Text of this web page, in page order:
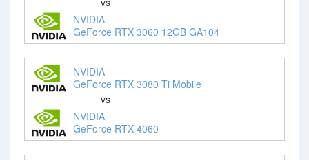
NVIDIA
GeForce RTX 3060 12GB GA104
NVIDIA
GeForce RTX 3080 Ti Mobile
vs
NVIDIA
GeForce RTX 4060